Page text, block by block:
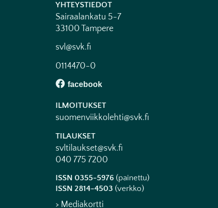
YHTEYSTIEDOT
Sairaalankatu 5-7
33100 Tampere
svl@svk.fi
0114470-0
ILMOITUKSET
suomenviikkolehti@svk.fi
TILAUKSET
svltilaukset@svk.fi
040 775 7200
ISSN 0355-5976 (painettu)
ISSN 2814-4503 (verkko)
> Mediakortti